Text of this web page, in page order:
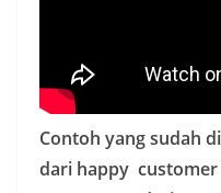
Contoh yang sudah
dari happy customer